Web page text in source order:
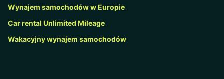
Wynajem samochodów w Europie
Car rental Unlimited Mileage
Wakacyjny wynajem samochodów